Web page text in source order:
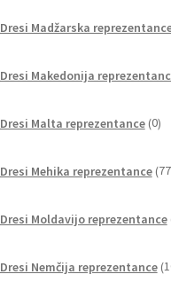
Dresi Madžarska
Dresi Makedonija
Dresi Malta reprezentance 0
Dresi Mehika reprezentance 77
Dresi Moldavijo reprezentance
Dresi Nemčija reprezentance